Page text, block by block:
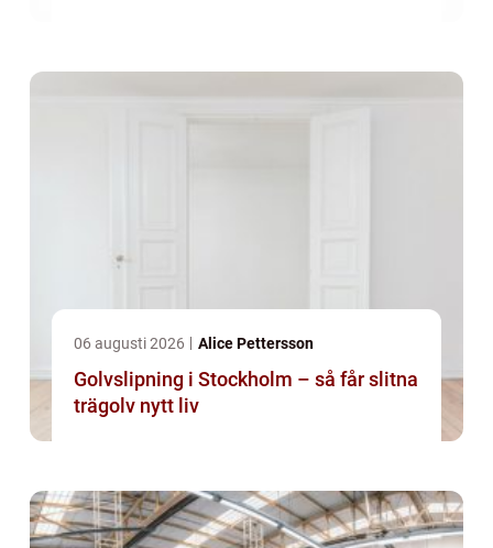
06 augusti 2026 Alice Pettersson
Golvslipning i Stockholm – så får slitna
trägolv nytt liv